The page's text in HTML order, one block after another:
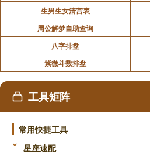
《易经》第十九卦 临 地泽
《易经》第二十卦 观 风地
《易经》第二十一卦 噬嗑
《易经》第二十二卦 贲 山
《易经》第二十三卦 剥 山
生男生女清宫表
周公解梦自助查询
八字排盘
紫微斗数排盘
工具矩阵
常用快捷工具
星座速配